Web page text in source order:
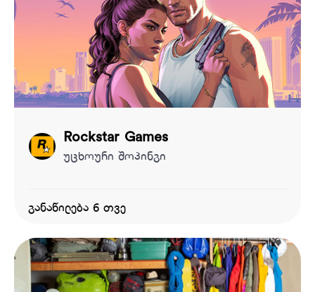
Rockstar Games
უცხოური შოპინგი
განაწილება 6 თვე